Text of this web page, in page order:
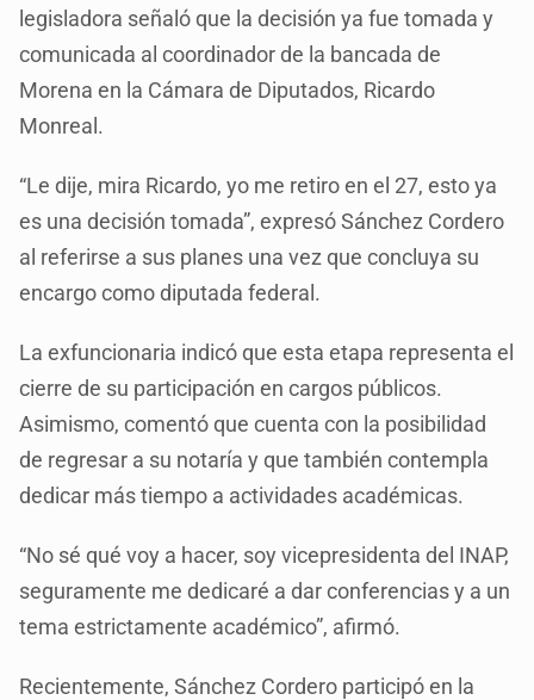
legisladora señaló que la decisión ya fue tomada y
comunicada al coordinador de la bancada de
Morena en la Cámara de Diputados, Ricardo
Monreal.
“Le dije, mira Ricardo, yo me retiro en el 27, esto ya
es una decisión tomada”, expresó Sánchez Cordero
al referirse a sus planes una vez que concluya su
encargo como diputada federal.
La exfuncionaria indicó que esta etapa representa el
cierre de su participación en cargos públicos.
Asimismo, comentó que cuenta con la posibilidad
de regresar a su notaría y que también contempla
dedicar más tiempo a actividades académicas.
“No sé qué voy a hacer, soy vicepresidenta del INAP,
seguramente me dedicaré a dar conferencias y a un
tema estrictamente académico”, afirmó.
Recientemente, Sánchez Cordero participó en la